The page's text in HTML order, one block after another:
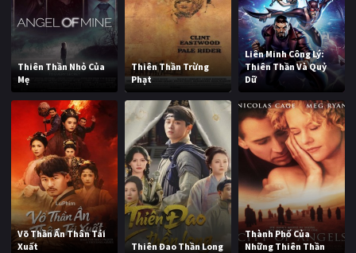
Thiên Thần Nhỏ Của
Mẹ
Thiên Thần Trừng
Phạt
Liên Minh Công Lý:
Thiên Thần Và Quỷ
Dữ
Võ Thần Ẩn Thân Tái
Xuất
Thiên Đao Thần Long
Thành Phố Của
Những Thiên Thần